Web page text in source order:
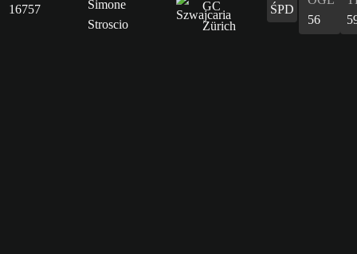
16757
Simone
Stroscio
ŚPD
56